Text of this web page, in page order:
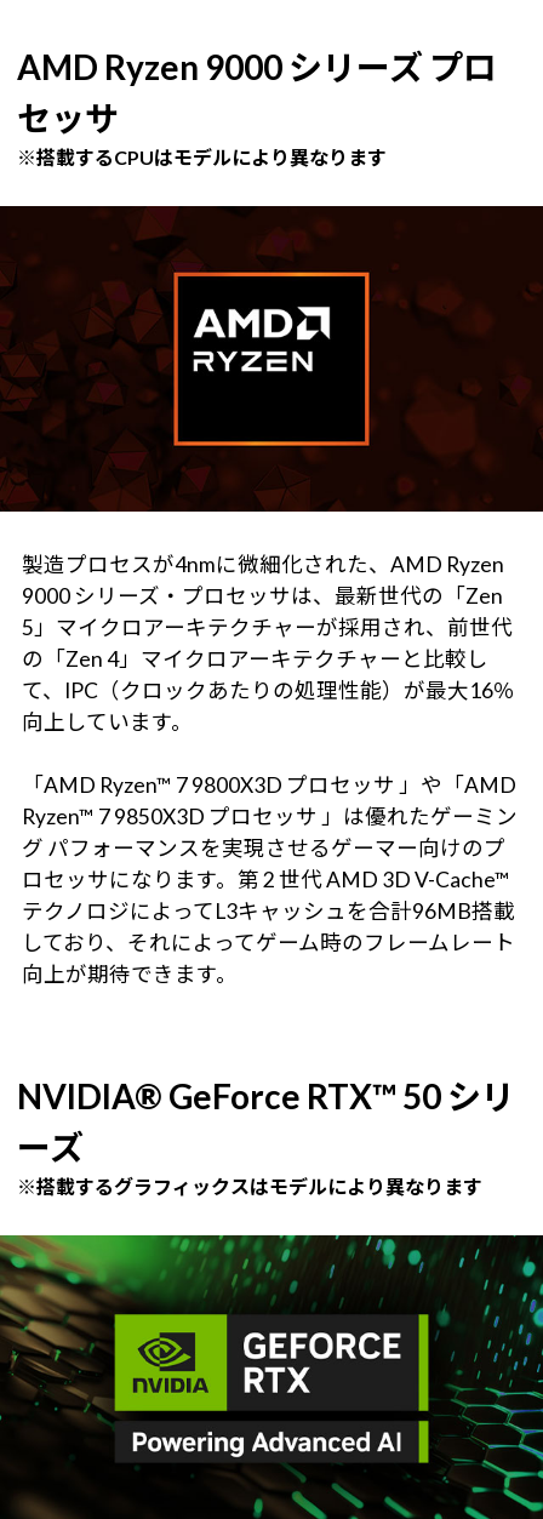
AMD Ryzen 9000 シリーズ プロ
セッサ
※搭載するCPUはモデルにより異なります
製造プロセスが4nmに微細化された、AMD Ryzen
9000 シリーズ・プロセッサは、最新世代の「Zen
5」マイクロアーキテクチャーが採用され、前世代
の「Zen 4」マイクロアーキテクチャーと比較し
て、IPC（クロックあたりの処理性能）が最大16％
向上しています。
「AMD Ryzen™ 7 9800X3D プロセッサ 」や「AMD
Ryzen™ 7 9850X3D プロセッサ 」は優れたゲーミン
グ パフォーマンスを実現させるゲーマー向けのプ
ロセッサになります。第 2 世代 AMD 3D V-Cache™
テクノロジによってL3キャッシュを合計96MB搭載
しており、それによってゲーム時のフレームレート
向上が期待できます。
NVIDIA® GeForce RTX™ 50 シリ
ーズ
※搭載するグラフィックスはモデルにより異なります